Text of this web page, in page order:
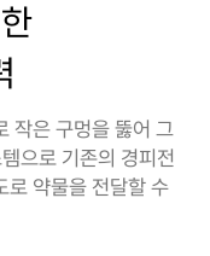
작은 구멍을 뚫어 그
으로 기존의 경피전
로 약물을 전달할 수